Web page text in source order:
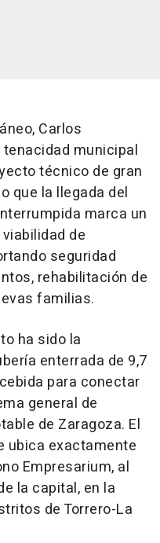
Carlos
municipal
técnico de gran
que la llegada del
marca un
de
seguridad
rehabilitación de
familias.
ha sido la
enterrada de 9,7
para conectar
general de
de Zaragoza. El
ubica exactamente
Empresarium, al
la capital, en la
de Torrero-La